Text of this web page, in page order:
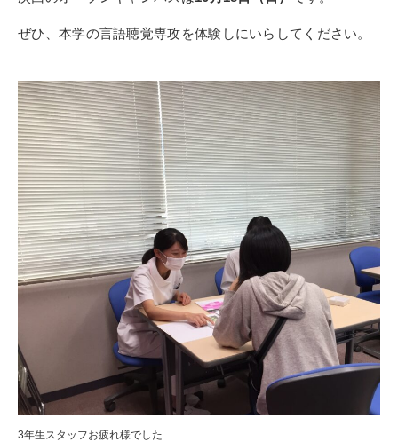
ぜひ、本学の言語聴覚専攻を体験しにいらしてください。
3年生スタッフお疲れ様でした